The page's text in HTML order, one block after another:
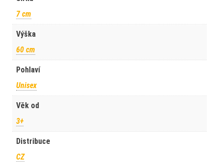
7 cm
Výška
60 cm
Pohlaví
Unisex
Věk od
3+
Distribuce
CZ